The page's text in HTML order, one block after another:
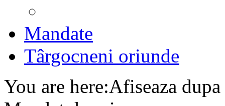
Mandate
Târgocneni oriunde
You are here:Afiseaza